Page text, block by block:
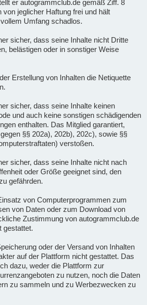
er autogrammclub.de gemäß Ziff. 8
jeglicher Haftung frei und hält
Umfang schadlos.
sicher, dass seine Inhalte nicht Dritte
belästigen oder in sonstiger Weise
Erstellung von Inhalten die Netiquette
sicher, dass seine Inhalte keinen
und auch keine sonstigen schädigenden
enthalten. Das Mitglied garantiert,
§§ 202a), 202b), 202c), sowie §§
verstoßen.
sicher, dass seine Inhalte nicht nach
oder Größe geeignet sind, den
gefährden.
von Computerprogrammen zum
von Daten oder zum Download von
Zustimmung von autogrammclub.de
gestattet.
oder der Versand von Inhalten
auf der Plattform nicht gestattet. Das
dazu, weder die Plattform zur
zu nutzen, noch die Daten
zu sammeln und zu Werbezwecken zu